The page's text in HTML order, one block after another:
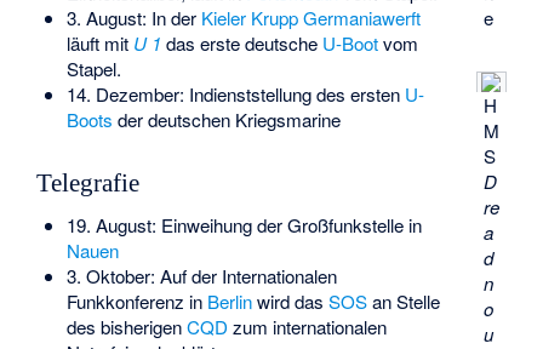
e
H
M
S
D
re
a
d
n
o
u
3. August: In der Kieler Krupp Germaniawerft
läuft mit U 1 das erste deutsche U-Bootvom
Stapel.
14. Dezember: Indienststellung des ersten U-
Boots der deutschen Kriegsmarine
Telegrafie
19. August: Einweihung der Großfunkstelle in
Nauen
3. Oktober: Auf der Internationalen
Funkkonferenz in Berlinwird das SOSan Stelle
des bisherigenCQD zum internationalen